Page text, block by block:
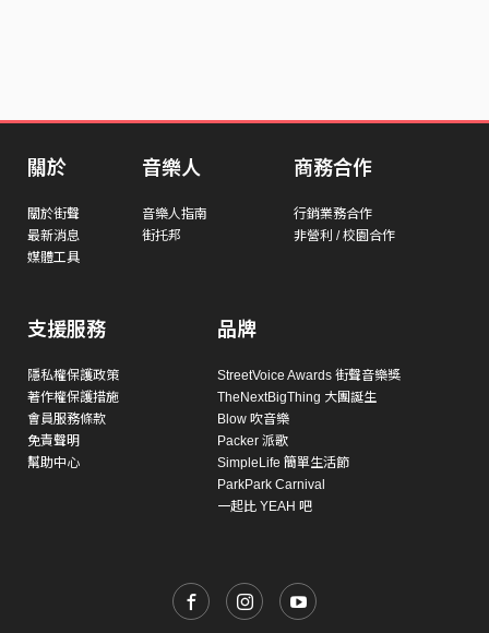
關於
關於街聲
最新消息
媒體工具
音樂人
音樂人指南
街托邦
商務合作
行銷業務合作
非營利 / 校園合作
支援服務
隱私權保護政策
著作權保護措施
會員服務條款
免責聲明
幫助中心
品牌
StreetVoice Awards 街聲音樂獎
TheNextBigThing 大團誕生
Blow 吹音樂
Packer 派歌
SimpleLife 簡單生活節
ParkPark Carnival
一起比 YEAH 吧